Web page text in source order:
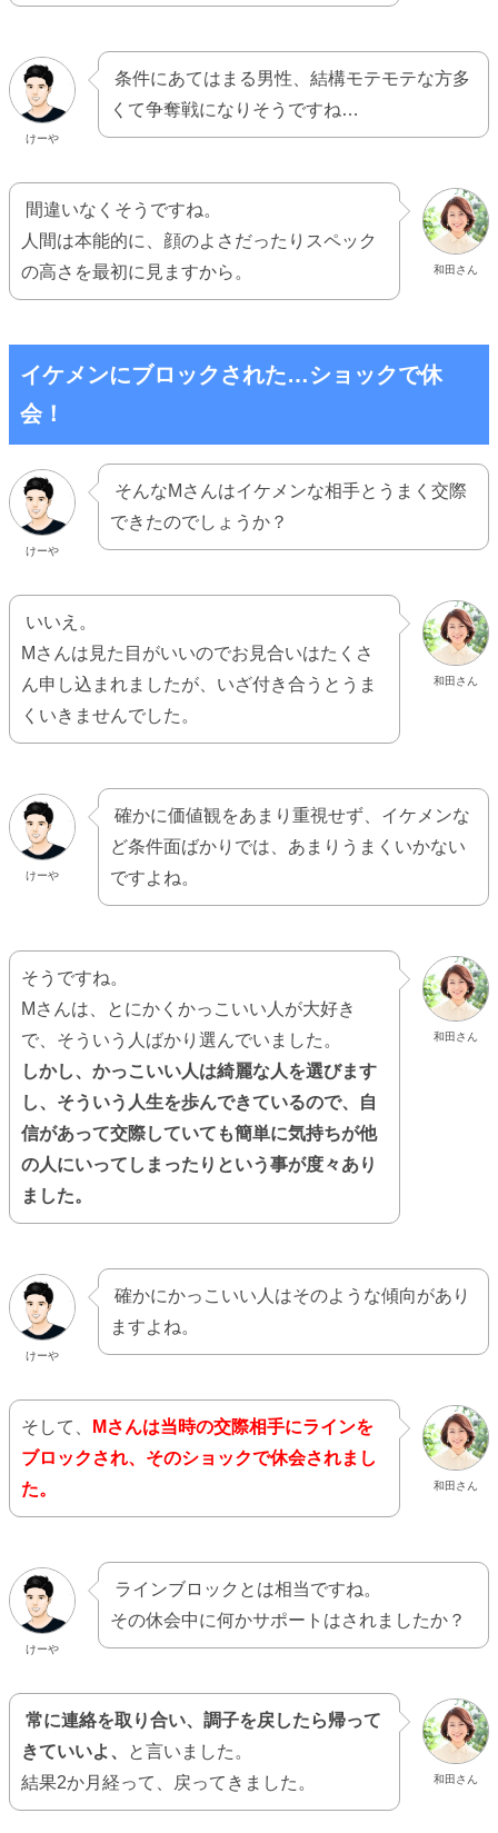
けーや
条件にあてはまる男性、結構モテモテな方多
くて争奪戦になりそうですね…
和田さん
間違いなくそうですね。
人間は本能的に、顔のよさだったりスペック
の高さを最初に見ますから。
イケメンにブロックされた…ショックで休
会！
けーや
そんなMさんはイケメンな相手とうまく交際
できたのでしょうか？
和田さん
いいえ。
Mさんは見た目がいいのでお見合いはたくさ
ん申し込まれましたが、いざ付き合うとうま
くいきませんでした。
けーや
確かに価値観をあまり重視せず、イケメンな
ど条件面ばかりでは、あまりうまくいかない
ですよね。
和田さん
そうですね。
Mさんは、とにかくかっこいい人が大好き
で、そういう人ばかり選んでいました。
しかし、かっこいい人は綺麗な人を選びます
し、そういう人生を歩んできているので、自
信があって交際していても簡単に気持ちが他
の人にいってしまったりという事が度々あり
ました。
けーや
確かにかっこいい人はそのような傾向があり
ますよね。
和田さん
そして、
Mさんは当時の交際相手にラインを
ブロックされ、そのショックで休会されまし
た。
けーや
ラインブロックとは相当ですね。
その休会中に何かサポートはされましたか？
和田さん
常に連絡を取り合い、調子を戻したら帰って
きていいよ、
と言いました。
結果2か月経って、戻ってきました。